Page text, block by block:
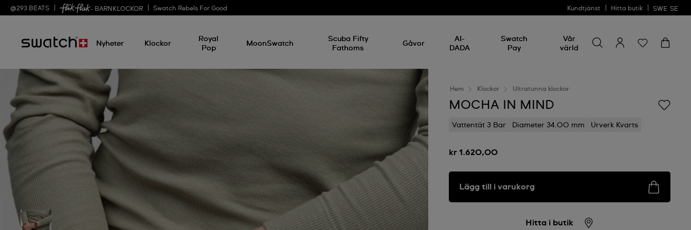
@293 BEATS - BARNKLOCKOR Swatch Rebels For Good Kundtjänst Hitta butik SWE SE
Nyheter Klockor
Royal
Pop
MoonSwatch
Scuba Fifty
Fathoms
Gåvor
AI-
DADA
Swatch
Pay
Vår
värld
efter
något
Hem Klockor Ultratunna klockor
MOCHA IN MIND
Vattentät 3 Bar Diameter 34.00 mm Urverk Kvarts
kr 1.620,00
Lägg till i varukorg
Hitta i butik